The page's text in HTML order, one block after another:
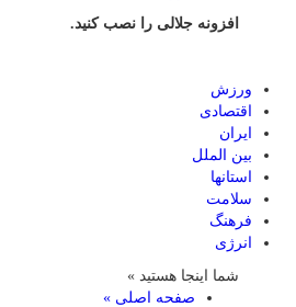
افزونه جلالی را نصب کنید.
ورزش
اقتصادی
ایران
بین الملل
استانها
سلامت
فرهنگ
انرژی
شما اینجا هستید »
صفحه اصلی »